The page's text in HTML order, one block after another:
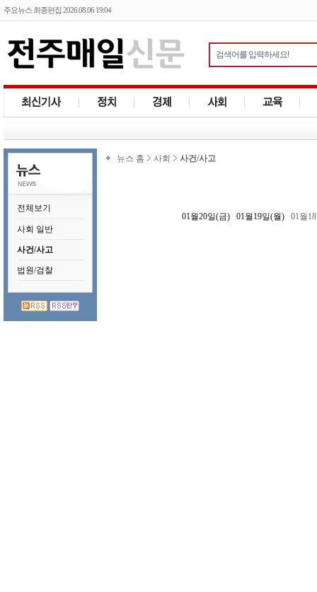
주요뉴스 최종편집 2026.08.06 19:04
전체보기
사회 일반
사건/사고
법원/검찰
뉴스 홈 사회 사건/사고
01월20일(금) 01월19일(월) 01월